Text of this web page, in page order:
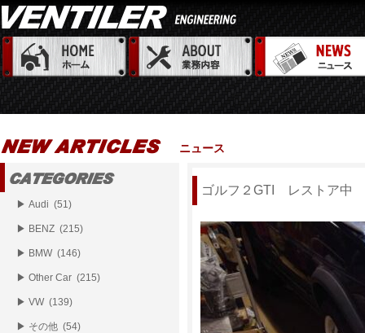
ニュース
ゴルフ２GTI レストア中
▶ Audi (51)
▶ BENZ (215)
▶ BMW (146)
▶ Other Car (215)
▶ VW (139)
▶ その他 (54)